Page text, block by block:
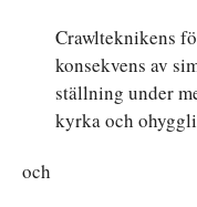
Crawlteknikens
konsekvens av
ställning under
kyrka och
och